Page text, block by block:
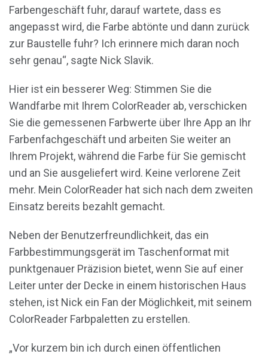
Farbengeschäft fuhr, darauf wartete, dass es
angepasst wird, die Farbe abtönte und dann zurück
zur Baustelle fuhr? Ich erinnere mich daran noch
sehr genau“, sagte Nick Slavik.
Hier ist ein besserer Weg: Stimmen Sie die
Wandfarbe mit Ihrem ColorReader ab, verschicken
Sie die gemessenen Farbwerte über Ihre App an Ihr
Farbenfachgeschäft und arbeiten Sie weiter an
Ihrem Projekt, während die Farbe für Sie gemischt
und an Sie ausgeliefert wird. Keine verlorene Zeit
mehr. Mein ColorReader hat sich nach dem zweiten
Einsatz bereits bezahlt gemacht.
Neben der Benutzerfreundlichkeit, das ein
Farbbestimmungsgerät im Taschenformat mit
punktgenauer Präzision bietet, wenn Sie auf einer
Leiter unter der Decke in einem historischen Haus
stehen, ist Nick ein Fan der Möglichkeit, mit seinem
ColorReader Farbpaletten zu erstellen.
„Vor kurzem bin ich durch einen öffentlichen